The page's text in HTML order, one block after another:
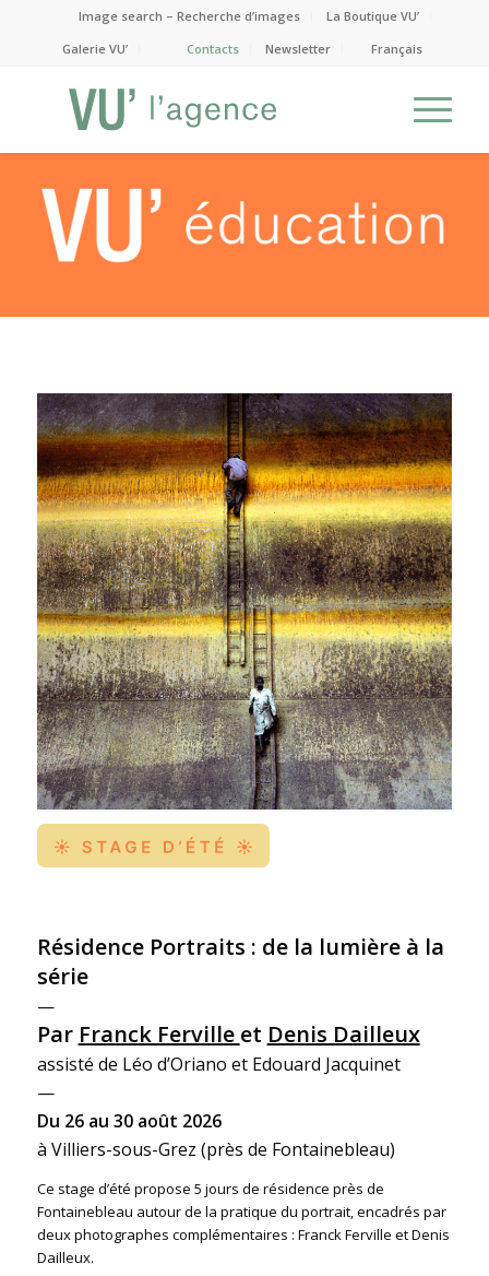
Image search – Recherche d’images
La Boutique VU’
Galerie VU’
Contacts Newsletter Français
Résidence Portraits : de la lumière à la
série
—
Par Franck Ferville et Denis Dailleux
assisté de Léo d’Oriano et Edouard Jacquinet
—
Du 26 au 30 août 2026
à Villiers-sous-Grez (près de Fontainebleau)
Ce stage d’été propose 5 jours de résidence près de
Fontainebleau autour de la pratique du portrait, encadrés par
deux photographes complémentaires : Franck Ferville et Denis
Dailleux.